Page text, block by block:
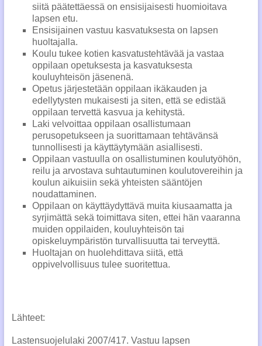
siitä päätettäessä on ensisijaisesti huomioitava
lapsen etu.
Ensisijainen vastuu kasvatuksesta on lapsen
huoltajalla.
Koulu tukee kotien kasvatustehtävää ja vastaa
oppilaan opetuksesta ja kasvatuksesta
kouluyhteisön jäsenenä.
Opetus järjestetään oppilaan ikäkauden ja
edellytysten mukaisesti ja siten, että se edistää
oppilaan tervettä kasvua ja kehitystä.
Laki velvoittaa oppilaan osallistumaan
perusopetukseen ja suorittamaan tehtävänsä
tunnollisesti ja käyttäytymään asiallisesti.
Oppilaan vastuulla on osallistuminen koulutyöhön,
reilu ja arvostava suhtautuminen koulutovereihin ja
koulun aikuisiin sekä yhteisten sääntöjen
noudattaminen.
Oppilaan on käyttäydyttävä muita kiusaamatta ja
syrjimättä sekä toimittava siten, ettei hän vaaranna
muiden oppilaiden, kouluyhteisön tai
opiskeluympäristön turvallisuutta tai terveyttä.
Huoltajan on huolehdittava siitä, että
oppivelvollisuus tulee suoritettua.
Lähteet:
Lastensuojelulaki 2007/417. Vastuu lapsen